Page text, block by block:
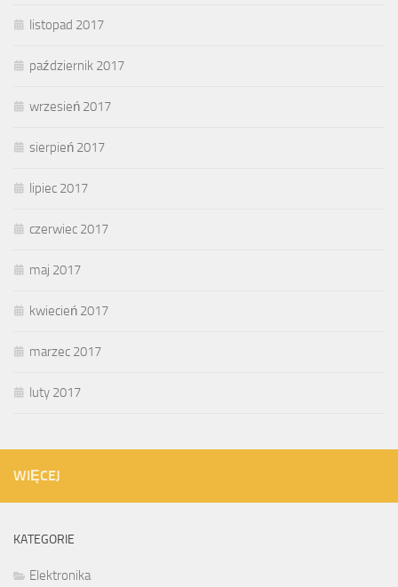
listopad 2017
październik 2017
wrzesień 2017
sierpień 2017
lipiec 2017
czerwiec 2017
maj 2017
kwiecień 2017
marzec 2017
luty 2017
WIĘCEJ
KATEGORIE
Elektronika